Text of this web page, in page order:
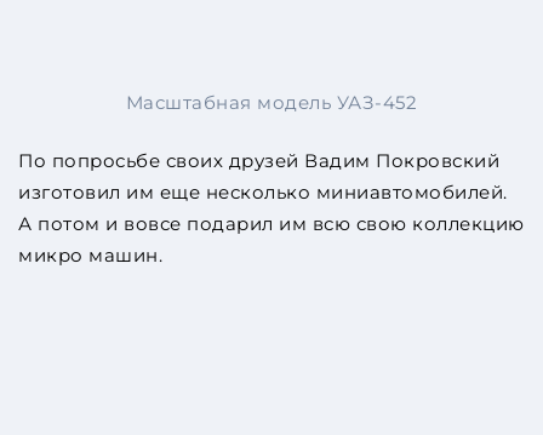
Масштабная модель УАЗ-452
По попросьбе своих друзей Вадим Покровский
изготовил им еще несколько миниавтомобилей.
А потом и вовсе подарил им всю свою коллекцию
микро машин.